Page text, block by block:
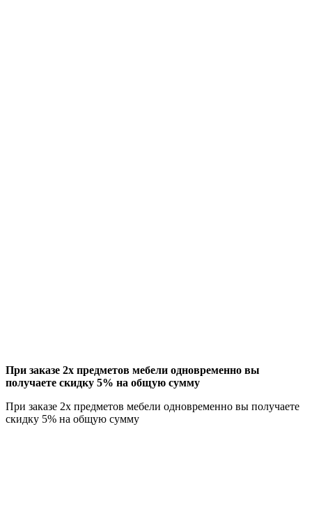
При заказе 2х предметов мебели одновременно вы
получаете скидку 5% на общую сумму
При заказе 2х предметов мебели одновременно вы получаете
скидку 5% на общую сумму